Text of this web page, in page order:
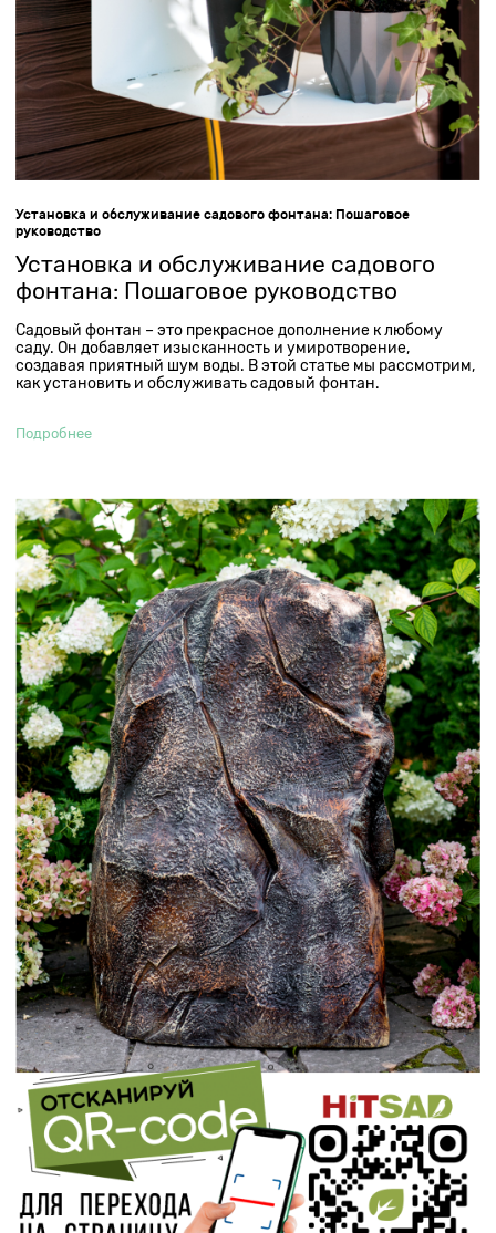
Установка и обслуживание садового фонтана: Пошаговое
руководство
Установка и обслуживание садового
фонтана: Пошаговое руководство
Садовый фонтан – это прекрасное дополнение к любому
саду. Он добавляет изысканность и умиротворение,
создавая приятный шум воды. В этой статье мы рассмотрим,
как установить и обслуживать садовый фонтан.
Подробнее